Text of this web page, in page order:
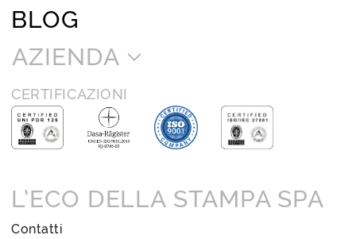
BLOG
AZIENDA
CERTIFICAZIONI
L’ECO DELLA STAMPA SPA
Contatti